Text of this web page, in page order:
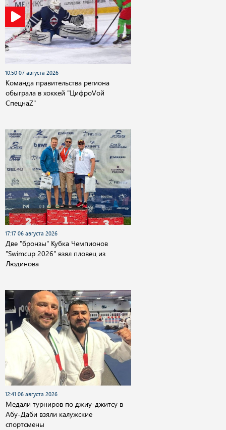
10:50 07 августа 2026
Команда правительства региона
обыграла в хоккей "ЦифроVой
СпецнаZ"
17:17 06 августа 2026
Две "бронзы" Кубка Чемпионов
"Swimcup 2026" взял пловец из
Людинова
12:41 06 августа 2026
Медали турниров по джиу-джитсу в
Абу-Даби взяли калужские
спортсмены